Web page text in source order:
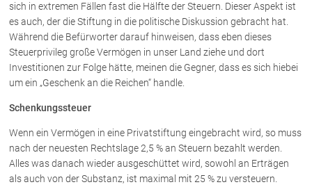
Fachliteratur
FAQ
Unternehmensnachfolge in der
Wichtige Vertragsklauseln bei Kauf-
und Übergabeverträgen
Check dein Recht/Erbrecht
Schenkung von Immobilien
Checklisten: Haus-, Wohnungs- und
sich in extremen Fällen fast die Hälfte der Steuern. Dieser Aspekt ist
es auch, der die Stiftung in die politische Diskussion gebracht hat.
Während die Befürworter darauf hinweisen, dass eben dieses
Steuerprivileg große Vermögen in unser Land ziehe und dort
Investitionen zur Folge hätte, meinen die Gegner, dass es sich hiebei
um ein „Geschenk an die Reichen“ handle.
Schenkungssteuer
Wenn ein Vermögen in eine Privatstiftung eingebracht wird, so muss
nach der neuesten Rechtslage 2,5 % an Steuern bezahlt werden.
Alles was danach wieder ausgeschüttet wird, sowohl an Erträgen
als auch von der Substanz, ist maximal mit 25 % zu versteuern.